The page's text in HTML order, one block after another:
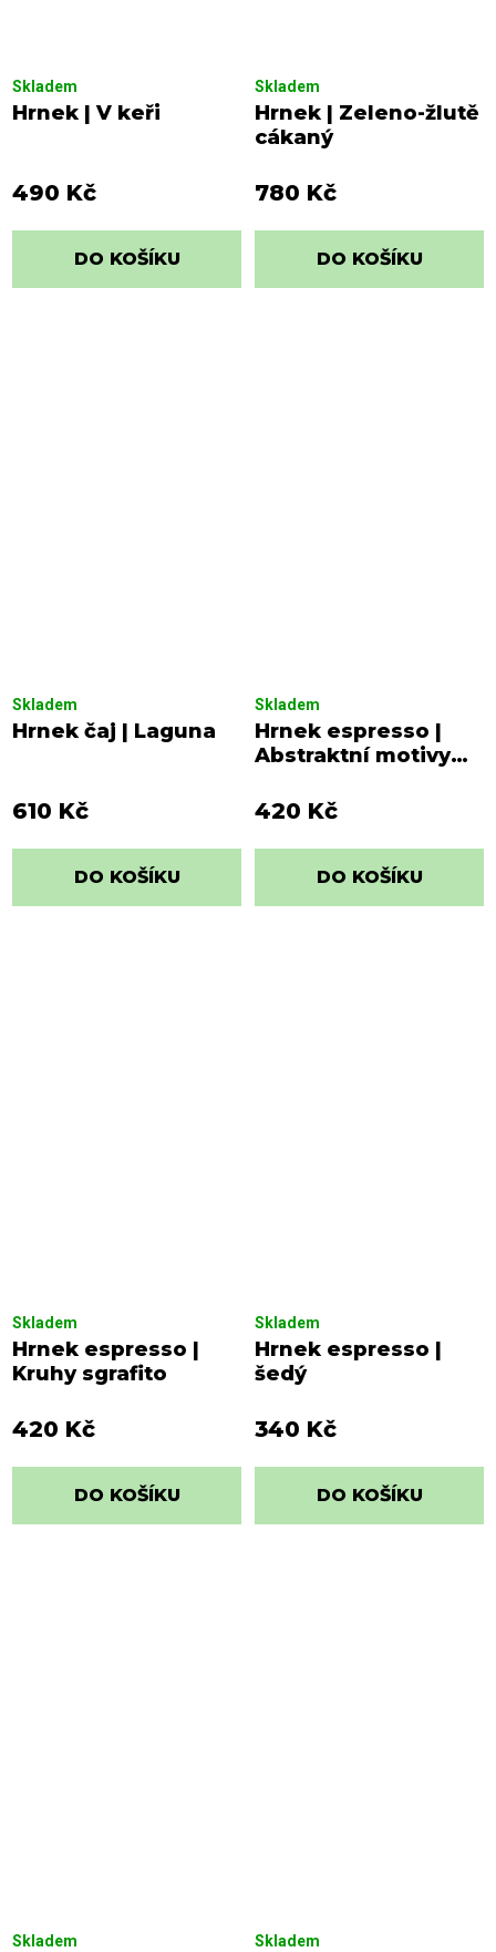
Hrnek | V keři
Skladem
490 Kč
DO KOŠÍKU
Hrnek | Zeleno-žlutě
cákaný
Skladem
780 Kč
DO KOŠÍKU
Hrnek čaj | Laguna
Skladem
610 Kč
DO KOŠÍKU
Hrnek espresso |
Abstraktní motivy
Skladem
420 Kč
DO KOŠÍKU
Hrnek espresso |
Kruhy sgrafito
Skladem
420 Kč
DO KOŠÍKU
Hrnek espresso |
šedý
Skladem
340 Kč
DO KOŠÍKU
Skladem Skladem